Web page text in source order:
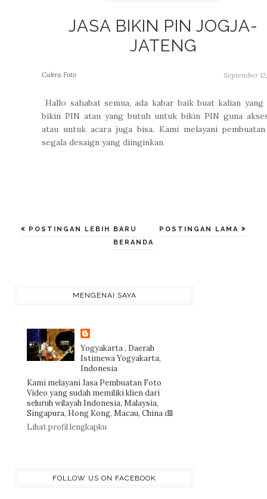
JASA BIKIN PIN JOGJA-
JATENG
Cakra Foto September
Hallo sahabat semua, ada kabar baik buat kalian yang
bikin PIN atau yang butuh untuk bikin PIN guna
atau untuk acara juga bisa. Kami melayani
segala desaign yang diinginkan
POSTINGAN LEBIH BARU
POSTINGAN LAMA
BERANDA
MENGENAI SAYA
Yogyakarta , Daerah
Istimewa Yogyakarta,
Indonesia
Kami melayani Jasa Pembuatan Foto
Video yang sudah memiliki klien dari
seluruh wilayah Indonesia, Malaysia,
Singapura, Hong Kong, Macau, China dll
Lihat profil lengkapku
FOLLOW US ON FACEBOOK